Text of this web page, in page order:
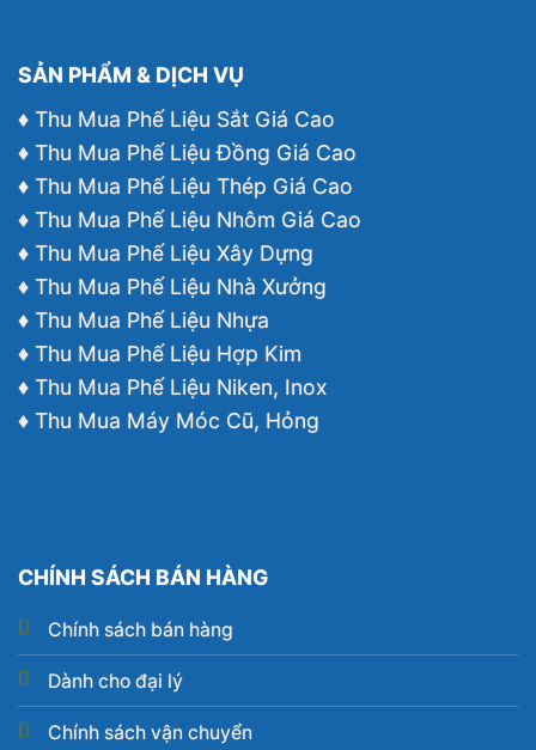
SẢN PHẨM & DỊCH VỤ
♦ Thu Mua Phế Liệu Sắt Giá Cao
♦ Thu Mua Phế Liệu Đồng Giá Cao
♦ Thu Mua Phế Liệu Thép Giá Cao
♦ Thu Mua Phế Liệu Nhôm Giá Cao
♦ Thu Mua Phế Liệu Xây Dựng
♦ Thu Mua Phế Liệu Nhà Xưởng
♦ Thu Mua Phế Liệu Nhựa
♦ Thu Mua Phế Liệu Hợp Kim
♦ Thu Mua Phế Liệu Niken, Inox
♦ Thu Mua Máy Móc Cũ, Hỏng
CHÍNH SÁCH BÁN HÀNG
Chính sách bán hàng
Dành cho đại lý
Chính sách vận chuyển